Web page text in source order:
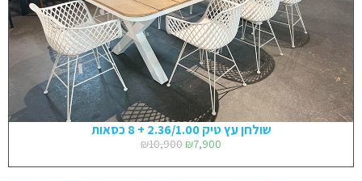
שולחן עץ טיק 2.36/1.00 + 8 כסאות
₪10,900 ₪7,900